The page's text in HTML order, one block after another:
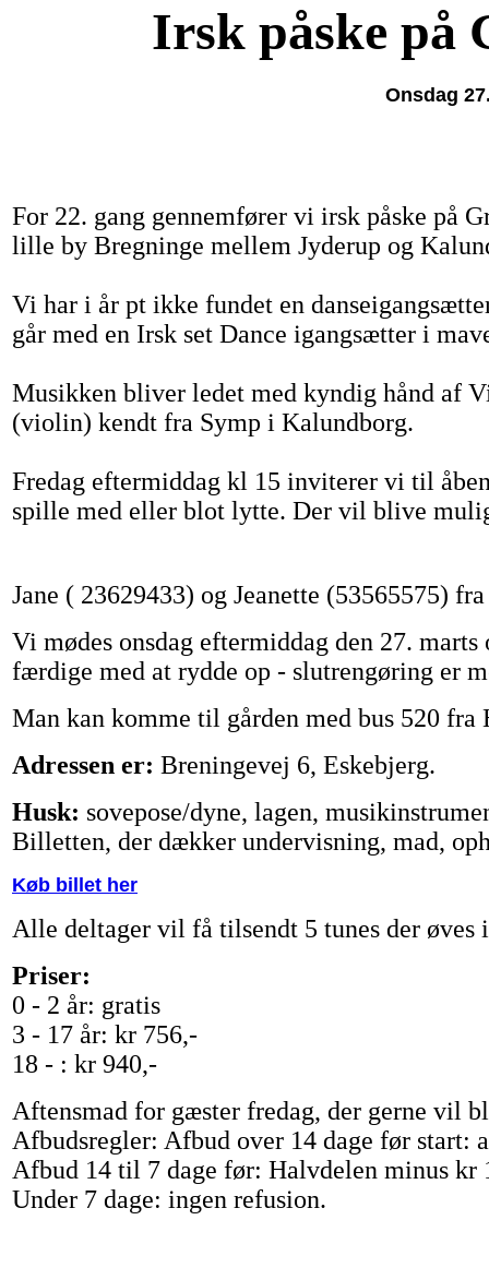
Irsk påske på
Onsdag
For 22. gang gennemfører vi irsk påske på
lille by Bregninge mellem Jyderup og
Vi har i år pt ikke fundet en
går med en Irsk set Dance igangsætter i
Musikken bliver ledet med kyndig hånd af
(violin) kendt fra Symp i Kalundborg.
Fredag eftermiddag kl 15 inviterer vi til
spille med eller blot lytte. Der vil blive
Jane ( 23629433) og Jeanette (53565575)
Vi mødes onsdag eftermiddag den 27.
færdige med at rydde op - slutrengøring er
Man kan komme til gården med bus 520
Adressen er: Breningevej 6, Eskebjerg.
Husk: sovepose/dyne, lagen,
Billetten, der dækker undervisning, mad,
Køb billet her
Alle deltager vil få tilsendt 5 tunes der øves
Priser:
0 - 2 år: gratis
3 - 17 år: kr 756,-
18 - : kr 940,-
Aftensmad for gæster fredag, der gerne vil
Afbudsregler: Afbud over 14 dage før start:
Afbud 14 til 7 dage før: Halvdelen minus kr
Under 7 dage: ingen refusion.